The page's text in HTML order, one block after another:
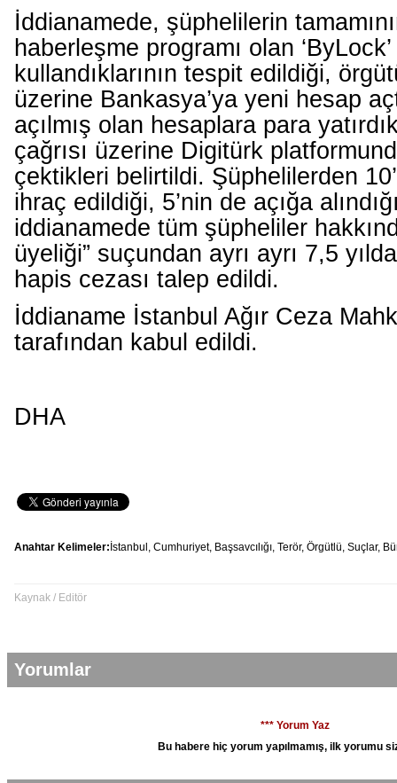
İddianamede, şüphelilerin
haberleşme programı olan ‘ByLock’
kullandıklarının tespit edildiği,
üzerine Bankasya’ya yeni hesap
açılmış olan hesaplara para
çağrısı üzerine Digitürk
çektikleri belirtildi. Şüphelilerden
ihraç edildiği, 5’nin de açığa
iddianamede tüm şüpheliler
üyeliği” suçundan ayrı ayrı 7,5
hapis cezası talep edildi.
İddianame İstanbul Ağır Ceza
tarafından kabul edildi.
DHA
Anahtar Kelimeler: İstanbul, Cumhuriyet, Başsavcılığı, Terör, Örgütlü, Suçlar,
Kaynak / Editör
Yorumlar
*** Yorum Yaz
Bu habere hiç yorum yapılmamış, ilk yorumu